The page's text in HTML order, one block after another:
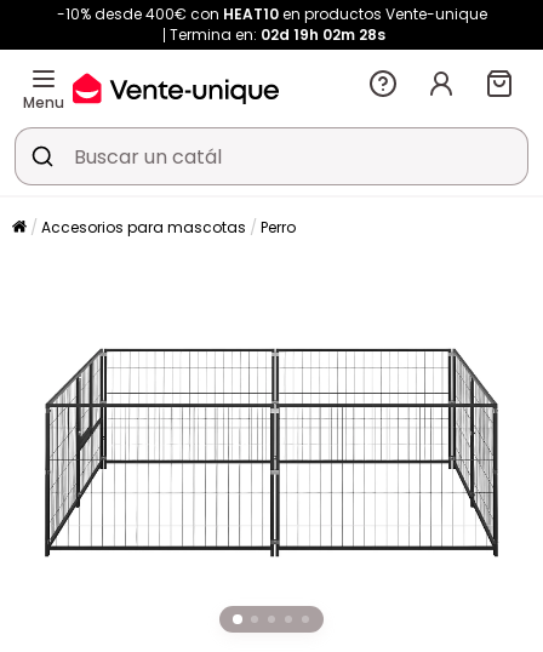
-10% desde 400€ con HEAT10en productos Vente-unique
Termina en: 02d 19h 02m 27s
Menu
Accesorios para mascotas Perro